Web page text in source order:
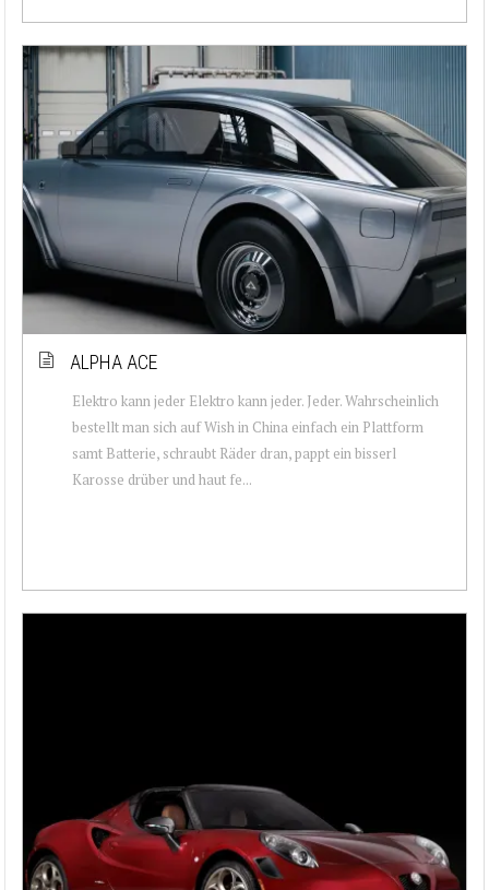
ALPHA ACE
Elektro kann jeder Elektro kann jeder. Jeder. Wahrscheinlich
bestellt man sich auf Wish in China einfach ein Plattform
samt Batterie, schraubt Räder dran, pappt ein bisserl
Karosse drüber und haut fe...